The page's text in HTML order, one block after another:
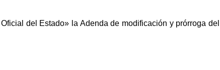
del Estado» la Adenda de modificación y prórroga del